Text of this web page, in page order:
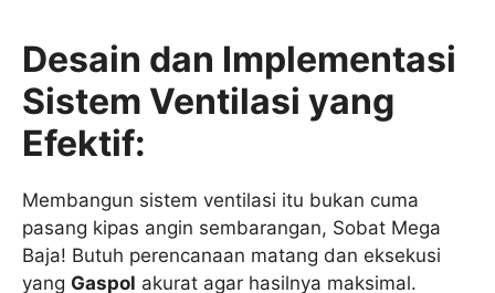
Desain dan Implementasi
Sistem Ventilasi yang
Efektif:
Membangun sistem ventilasi itu bukan cuma
pasang kipas angin sembarangan, Sobat Mega
Baja! Butuh perencanaan matang dan eksekusi
yang Gaspol akurat agar hasilnya maksimal.